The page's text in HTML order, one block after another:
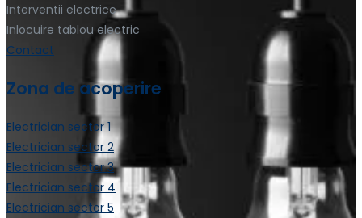
Interventii electrice
Inlocuire tablou electric
Contact
Zona de acoperire
Electrician sector 1
Electrician sector 2
Electrician sector 3
Electrician sector 4
Electrician sector 5